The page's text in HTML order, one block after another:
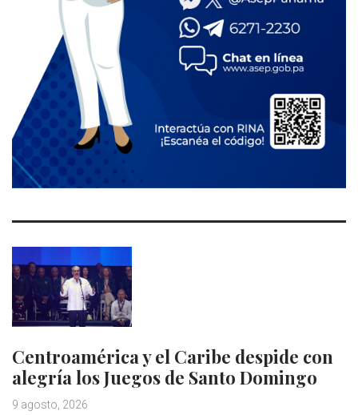
Centroamérica y el Caribe despide con
alegría los Juegos de Santo Domingo
9 agosto, 2026